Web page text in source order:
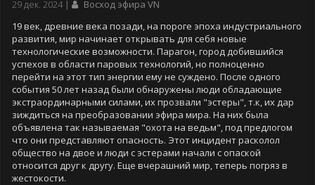
Дата
29 дек. 2024
Восход эфира VN
19 век, древние века позади, на пороге эпоха индустриального
развития, мир начинает открывать для себя новые
технологические возможности. Парагон, город добившийся
успехов в области паровых технологий, но полноценно
перейти на этот тип энергии ему не суждено. После одного
события 50 лет назад были обнаружены люди обладающие
экстраординарными силами, их прозвали "эстеры", т.к, их дар
зиждиться на преобразовании эфира мира. На них была
объявлена так называемая "охота на ведьм", под предлогом
что они представляют опасность. Этот инцидент расколол
общество на двое и люди с эстерами начали с опаской
относится друг к другу. Еще вчерашний мир, теперь погряз в
жестокости.